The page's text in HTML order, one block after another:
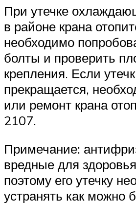
При утечке
в районе крана
необходимо
болты и проверить
крепления. Если
прекращается,
или ремонт крана
2107.
Примечание:
вредные для
поэтому его утечку
устранять как можно